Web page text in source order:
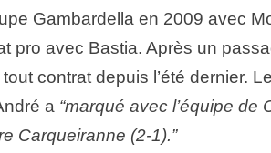
Gambardella en 2009 avec
pro avec Bastia. Après un
contrat depuis l’été dernier.
a “marqué avec l’équipe de
Carqueiranne (2-1).”